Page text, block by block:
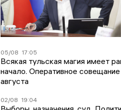
05/08 17:05
Всякая тульская магия имеет
начало. Оперативное
августа
02/08 19:04